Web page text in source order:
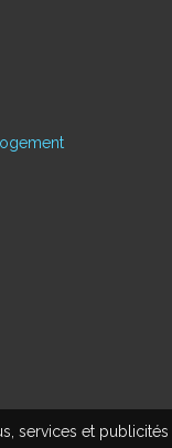
services et publicités